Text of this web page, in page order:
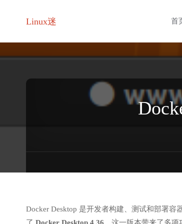
Linux迷
内
容
首
Docker Desktop 是开发者构建、测试和部署